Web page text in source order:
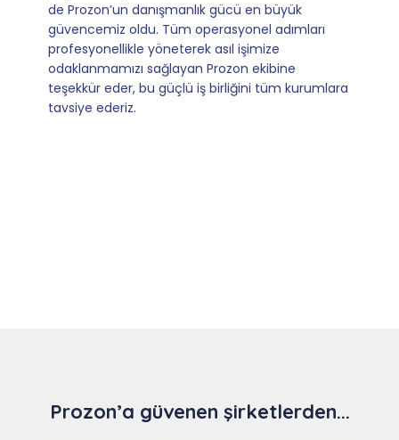
yürütüyoruz. İş birliğimizi bizim için asıl değerli
kılan ise; ihtiyaç duyduğumuz her an ulaşılabilir
olmaları ve sorularımıza aldığımız hızlı geri
dönüşler.
Prozon’a güvenen şirketlerden...